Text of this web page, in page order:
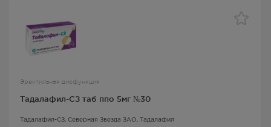
Эректильная дисфункция
Тадалафил-СЗ таб ппо 5мг №30
Тадалафил-СЗ , Северная Звезда ЗАО, Тадалафил